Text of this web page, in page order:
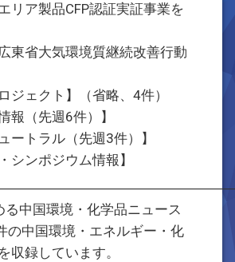
リア製品CFP認証実証事業を
東省大気環境質継続改善行動
ジェクト】（省略、4件）
報（先週6件）】
ートラル（先週3件）】
シンポジウム情報】
る中国環境・化学品ニュース
中国環境・エネルギー・化
収録しています。